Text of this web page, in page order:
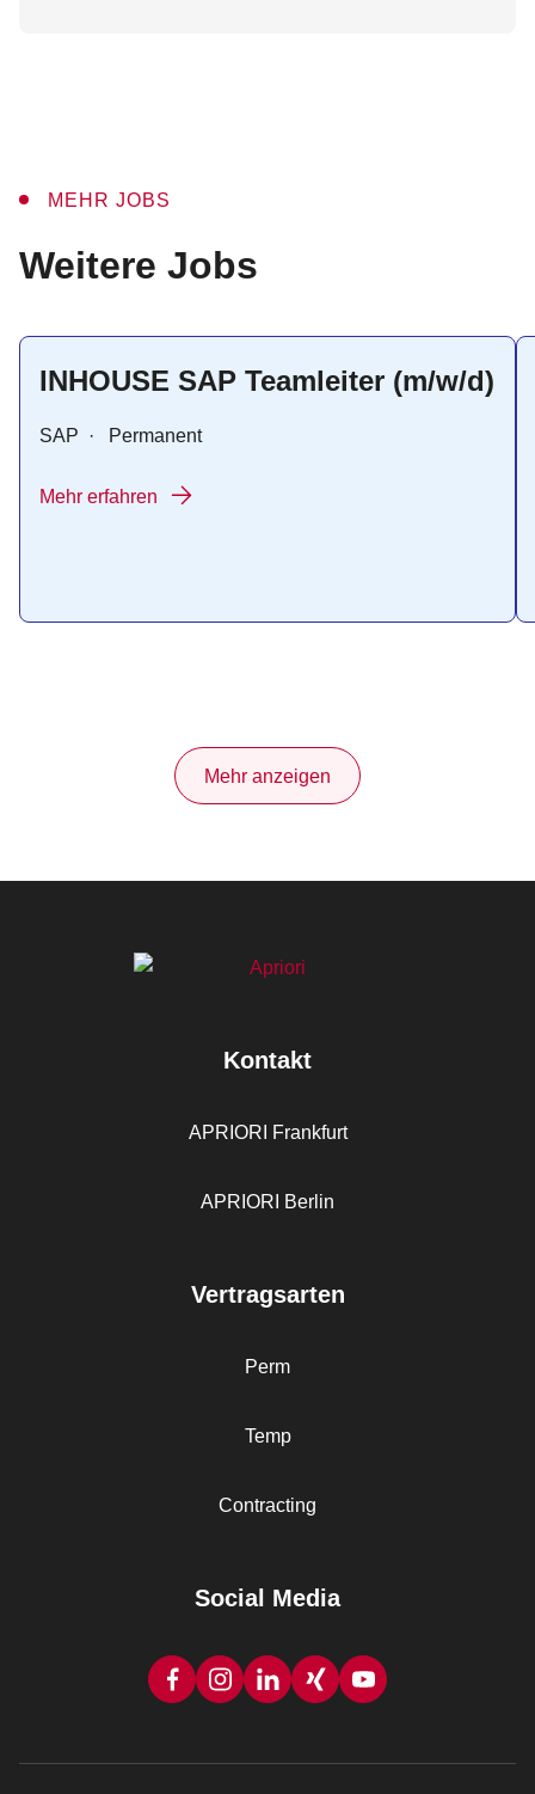
MEHR JOBS
:
Weitere Jobs
INHOUSE SAP Teamleiter (m/w/d)
SAP · Permanent
Mehr erfahren
Mehr anzeigen
Kontakt
APRIORI Frankfurt
APRIORI Berlin
Vertragsarten
Perm
Temp
Contracting
Social Media